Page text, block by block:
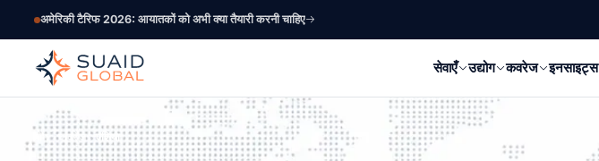
अमेरिकी टैरिफ 2026: आयातकों को अभी क्या तैयारी करनी चाहिए
सेवाएँ उद्योग कवरेज इनसाइट्स
होम कवरेज एशिया